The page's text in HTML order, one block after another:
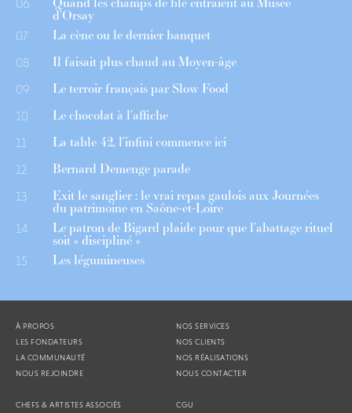
06
d’Orsay
07 La cène ou le dernier banquet
08 Il faisait plus chaud au Moyen-âge
09 Le terroir français par Slow Food
10 Le chocolat à l’affiche
11 La table 42, l’infini commence ici
12 Bernard Demenge parade
13 Exit le sanglier : le vrai repas gaulois aux Journées
du patrimoine en Saône-et-Loire
14 Le patron de Bigard plaide pour que l’abattage rituel
soit « discipliné »
15 Les légumineuses
À PROPOS
LES FONDATEURS
LA COMMUNAUTÉ
NOUS REJOINDRE
NOS SERVICES
NOS CLIENTS
NOS RÉALISATIONS
NOUS CONTACTER
CHEFS & ARTISTES ASSOCIÉS CGU